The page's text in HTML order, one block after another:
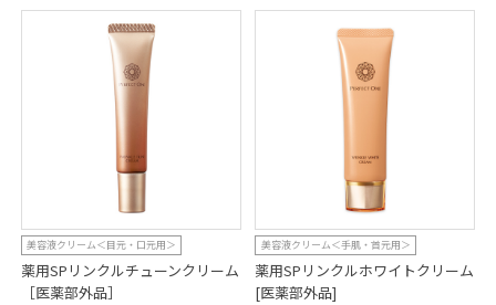
美容液クリーム＜目元・口元用＞
薬用SPリンクルチューンクリーム
［医薬部外品］
美容液クリーム＜手肌・首元用＞
薬用SPリンクルホワイトクリーム
[医薬部外品]